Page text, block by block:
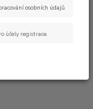
osobních údajů.
účely registrace.